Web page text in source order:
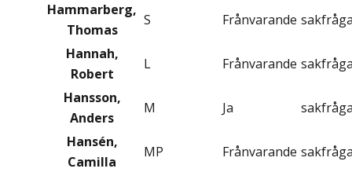
Hammarberg,
Thomas
S Frånvarande
Hannah,
Robert
L Frånvarande
Hansson,
Anders
M Ja
Hansén,
Camilla
MP Frånvarande